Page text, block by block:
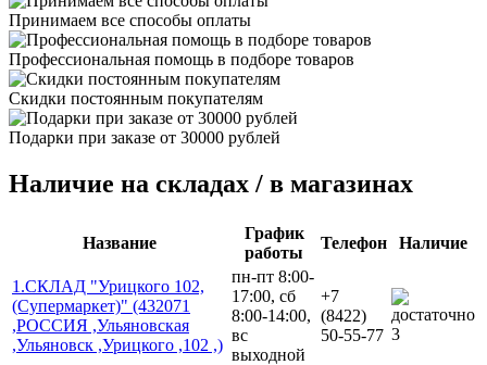
Принимаем все способы оплаты
Профессиональная помощь в подборе товаров
Скидки постоянным покупателям
Подарки при заказе от 30000 рублей
Наличие на складах / в магазинах
Название
График
работы
Телефон Наличие
1.СКЛАД "Урицкого 102,
(Супермаркет)" (432071
,РОССИЯ ,Ульяновская
,Ульяновск ,Урицкого ,102 ,)
пн-пт 8:00-
17:00, сб
8:00-14:00,
вс
выходной
+7
(8422)
50-55-77 3